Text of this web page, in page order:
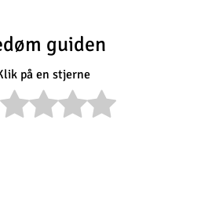
guiden
på en stjerne